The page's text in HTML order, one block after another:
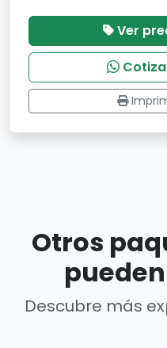
Ver
Otros
Descubre más